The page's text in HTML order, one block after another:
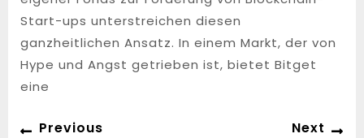
Start-ups unterstreichen diesen
ganzheitlichen Ansatz. In einem Markt, der von
Hype und Angst getrieben ist, bietet Bitget
eine
Post
Previous Next